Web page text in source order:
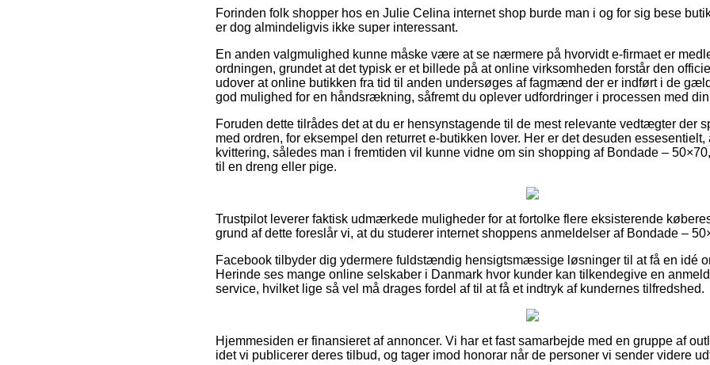
Forinden folk shopper hos en Julie Celina internet shop burde man i og for sig bese
er dog almindeligvis ikke super interessant.
En anden valgmulighed kunne måske være at se nærmere på hvorvidt e-firmaet er
ordningen, grundet at det typisk er et billede på at online virksomheden forstår den
udover at online butikken fra tid til anden undersøges af fagmænd der er indført i de
god mulighed for en håndsrækning, såfremt du oplever udfordringer i processen med
Foruden dette tilrådes det at du er hensynstagende til de mest relevante vedtægter der
med ordren, for eksempel den returret e-butikken lover. Her er det desuden
kvittering, således man i fremtiden vil kunne vidne om sin shopping af Bondade –
til en dreng eller pige.
Trustpilot leverer faktisk udmærkede muligheder for at fortolke flere eksisterende
grund af dette foreslår vi, at du studerer internet shoppens anmeldelser af Bondade –
Facebook tilbyder dig ydermere fuldstændig hensigtsmæssige løsninger til at få en idé
Herinde ses mange online selskaber i Danmark hvor kunder kan tilkendegive en
service, hvilket lige så vel må drages fordel af til at få et indtryk af kundernes tilfredshed.
Hjemmesiden er finansieret af annoncer. Vi har et fast samarbejde med en gruppe af
idet vi publicerer deres tilbud, og tager imod honorar når de personer vi sender videre